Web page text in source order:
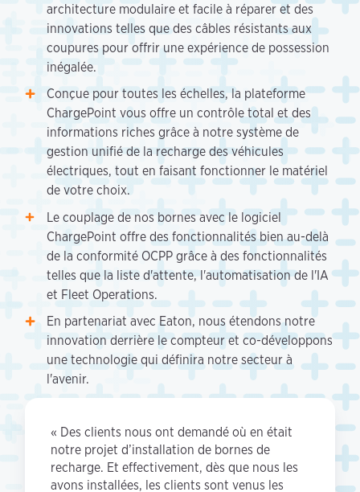
architecture modulaire et facile à réparer et des
innovations telles que des câbles résistants aux
coupures pour offrir une expérience de possession
inégalée.
Conçue pour toutes les échelles, la plateforme
ChargePoint vous offre un contrôle total et des
informations riches grâce à notre système de
gestion unifié de la recharge des véhicules
électriques, tout en faisant fonctionner le matériel
de votre choix.
Le couplage de nos bornes avec le logiciel
ChargePoint offre des fonctionnalités bien au-delà
de la conformité OCPP grâce à des fonctionnalités
telles que la liste d'attente, l'automatisation de l'IA
et Fleet Operations.
En partenariat avec Eaton, nous étendons notre
innovation derrière le compteur et co-développons
une technologie qui définira notre secteur à
l'avenir.
« Des clients nous ont demandé où en était
notre projet d’installation de bornes de
recharge. Et effectivement, dès que nous les
avons installées, les clients sont venus les